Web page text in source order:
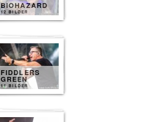
BIOHAZARD
12 BILDER
FIDDLERS
GREEN
11 BILDER